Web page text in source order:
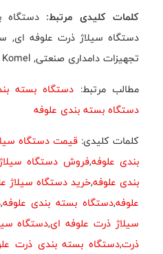
کلمات کلیدی مرتبط:
دستگاه سیلاژ ذرت علوفه ای,
تجهیزات دامداری صنعتی, Komel ترکیه
مطالب مرتبط: دستگاه بسته
دستگاه بسته بندی علوفه
کلمات کلیدی: قیمت دستگاه
بندی علوفه,فروش دستگاه
بندی علوفه,خرید دستگاه سیلاژ
علوفه,دستگاه بسته بندی علوفه,
سیلاژ ذرت علوفه ای,دستگاه
ذرت,دستگاه بسته بندی ذرت